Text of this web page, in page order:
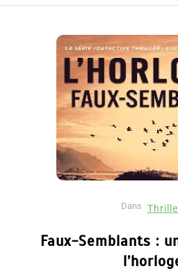
Dans
Faux-Semblants :